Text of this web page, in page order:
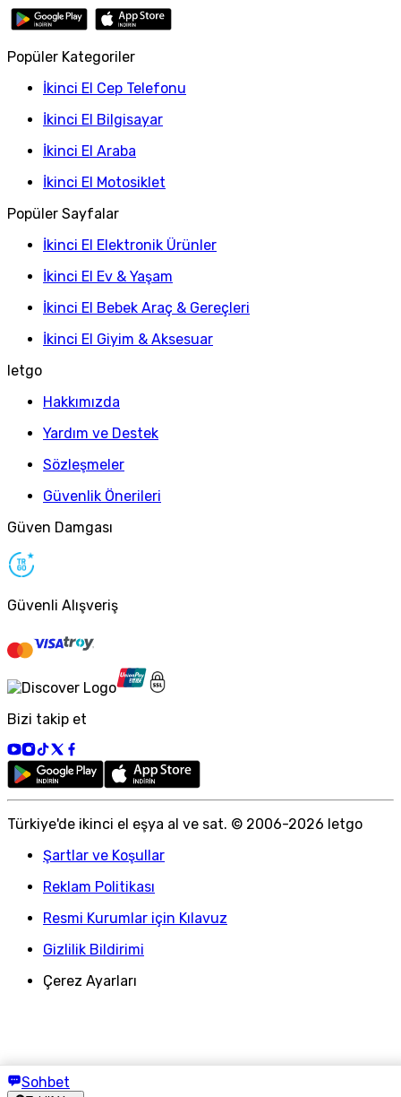
Sohbet
Popüler Kategoriler
İkinci El Cep Telefonu
İkinci El Bilgisayar
İkinci El Araba
İkinci El Motosiklet
Popüler Sayfalar
İkinci El Elektronik Ürünler
İkinci El Ev & Yaşam
İkinci El Bebek Araç & Gereçleri
İkinci El Giyim & Aksesuar
letgo
Hakkımızda
Yardım ve Destek
Sözleşmeler
Güvenlik Önerileri
Güven Damgası
Güvenli Alışveriş
Bizi takip et
Türkiye'de ikinci el eşya al ve sat. © 2006-2026 letgo
Şartlar ve Koşullar
Reklam Politikası
Resmi Kurumlar için Kılavuz
Gizlilik Bildirimi
Çerez Ayarları